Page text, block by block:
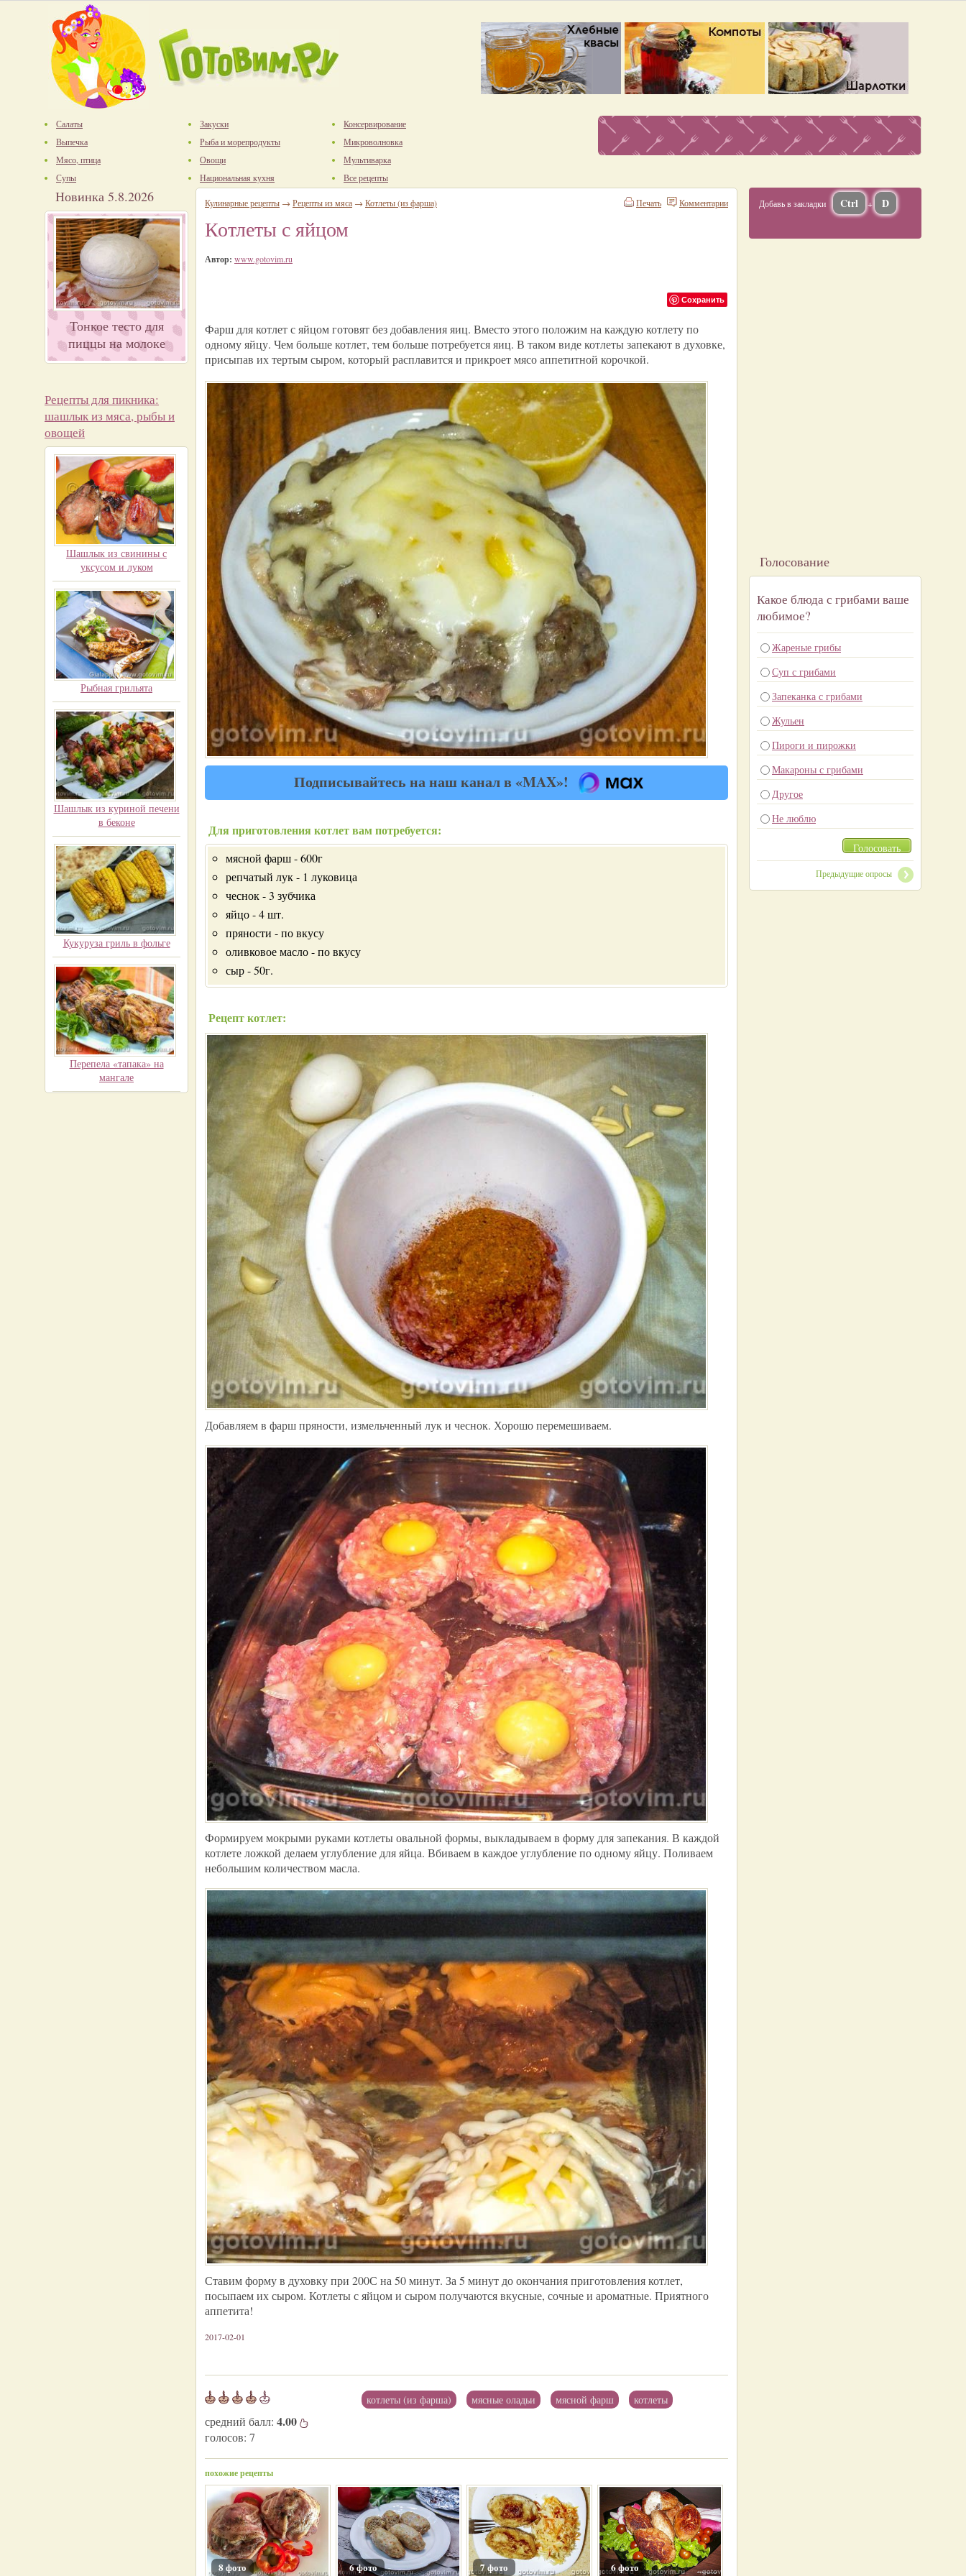
Салаты
Выпечка
Мясо, птица
Супы
Закуски
Рыба и морепродукты
Овощи
Национальная кухня
Консервирование
Микроволновка
Мультиварка
Все рецепты
Новинка 5.8.2026
Тонкое тесто для
пиццы на молоке
Рецепты для пикника:
шашлык из мяса, рыбы и
овощей
Шашлык из свинины с
уксусом и луком
Рыбная грильята
Шашлык из куриной печени
в беконе
Кукуруза гриль в фольге
Перепела «тапака» на
мангале
Комментарии
Печать
Кулинарные рецепты → Рецепты из мяса → Котлеты (из фарша)
Котлеты с яйцом
Автор: www.gotovim.ru
Сохранить
Фарш для котлет с яйцом готовят без добавления яиц. Вместо этого положим на каждую котлету по
одному яйцу. Чем больше котлет, тем больше потребуется яиц. В таком виде котлеты запекают в духовке,
присыпав их тертым сыром, который расплавится и прикроет мясо аппетитной корочкой.
Подписывайтесь на наш канал в «MAX»!
Для приготовления котлет вам потребуется:
мясной фарш - 600г
репчатый лук - 1 луковица
чеснок - 3 зубчика
яйцо - 4 шт.
пряности - по вкусу
оливковое масло - по вкусу
сыр - 50г.
Рецепт котлет:
Добавляем в фарш пряности, измельченный лук и чеснок. Хорошо перемешиваем.
Формируем мокрыми руками котлеты овальной формы, выкладываем в форму для запекания. В каждой
котлете ложкой делаем углубление для яйца. Вбиваем в каждое углубление по одному яйцу. Поливаем
небольшим количеством масла.
Ставим форму в духовку при 200С на 50 минут. За 5 минут до окончания приготовления котлет,
посыпаем их сыром. Котлеты с яйцом и сыром получаются вкусные, сочные и ароматные. Приятного
аппетита!
2017-02-01
средний балл: 4.00
голосов: 7
котлеты (из фарша) мясные оладьи мясной фарш котлеты
похожие рецепты
8 фото 6 фото 7 фото 6 фото
Добавь в закладки Ctrl + D
Голосование
Какое блюда с грибами ваше
любимое?
Жареные грибы
Суп с грибами
Запеканка с грибами
Жульен
Пироги и пирожки
Макароны с грибами
Другое
Не люблю
Голосовать
Предыдущие опросы